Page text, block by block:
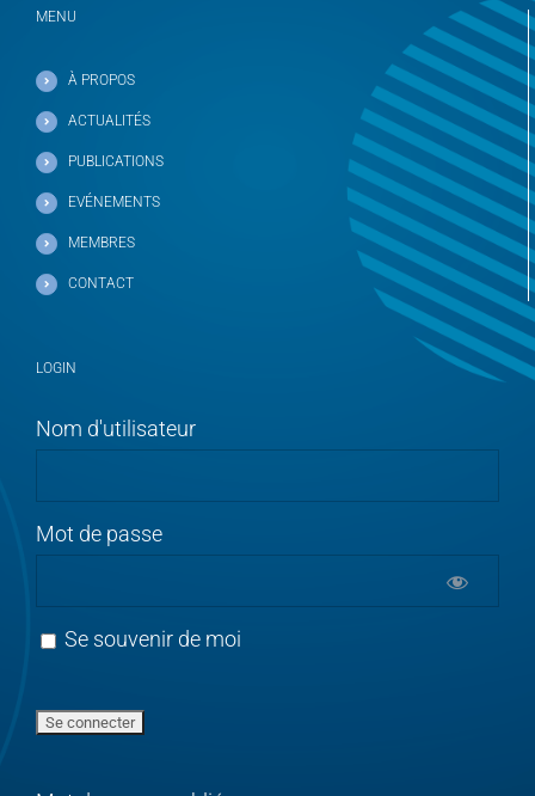
MENU
À PROPOS
ACTUALITÉS
PUBLICATIONS
EVÉNEMENTS
MEMBRES
CONTACT
LOGIN
Nom d'utilisateur
Mot de passe
Se souvenir de moi